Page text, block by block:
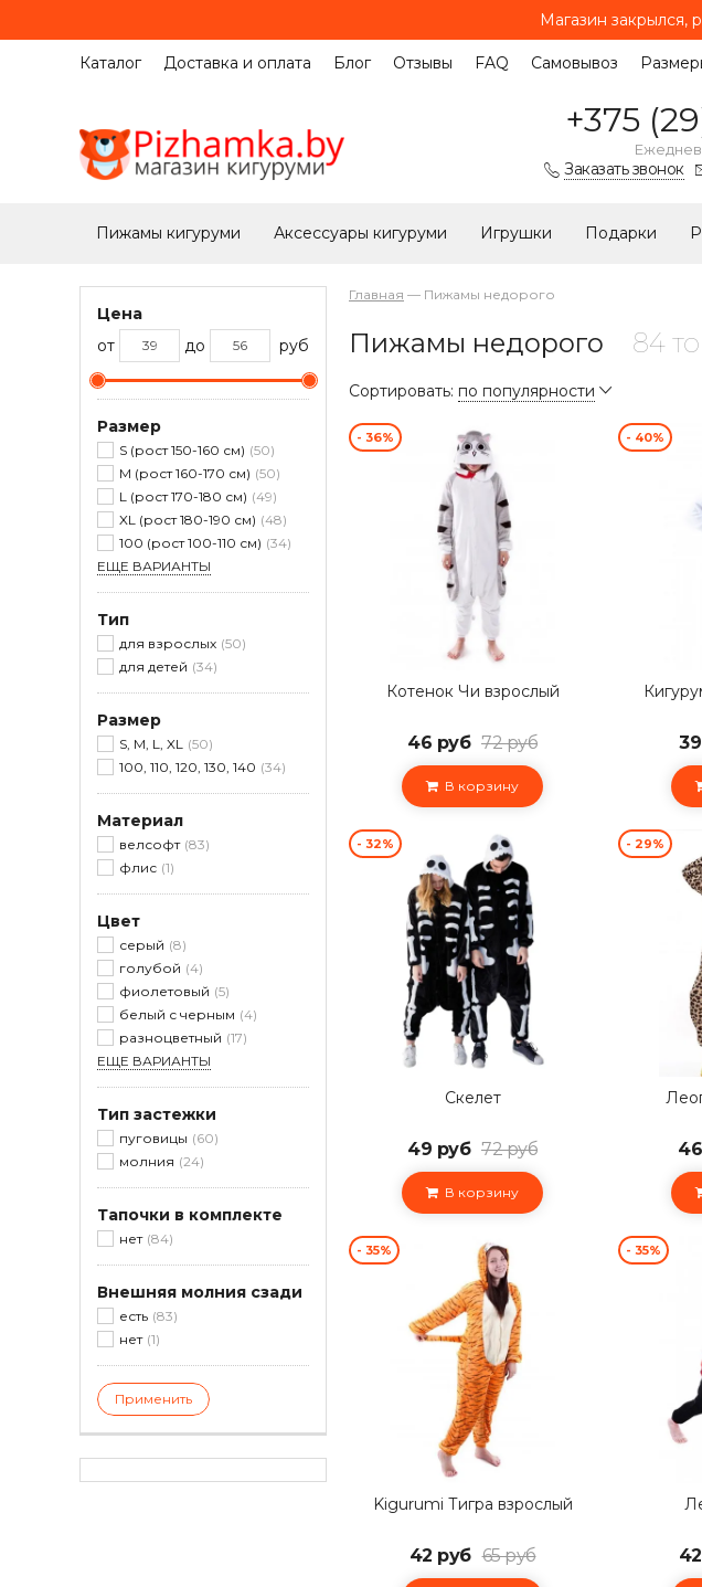
Магазин закрылся,
Каталог Доставка и оплата Блог Отзывы FAQ Самовывоз
+375
Заказать звонок
Пижамы кигуруми Аксессуары кигуруми Игрушки Подарки
Главная — Пижамы недорого
Пижамы недорого 84
Сортировать: по популярности
- 36%
Котенок Чи взрослый
46 руб 72 руб
В корзину
- 40%
- 32%
Скелет
49 руб 72 руб
В корзину
- 29%
- 35%
Kigurumi Тигра взрослый
42 руб 65 руб
- 35%
Цена
от
до руб
Размер
S (рост 150-160 см) 50
M (рост 160-170 см) 50
L (рост 170-180 см) 49
XL (рост 180-190 см) 48
100 (рост 100-110 см) 34
ЕЩЕ ВАРИАНТЫ
Тип
для взрослых 50
для детей 34
Размер
S, M, L, XL 50
100, 110, 120, 130, 140 34
Материал
велсофт 83
флис 1
Цвет
серый 8
голубой 4
фиолетовый 5
белый с черным 4
разноцветный 17
ЕЩЕ ВАРИАНТЫ
Тип застежки
пуговицы
60
молния 24
Тапочки в комплекте
нет 84
Внешняя молния сзади
есть 83
нет 1
Применить